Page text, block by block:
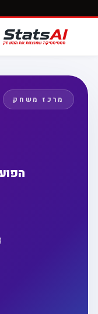
מרכז משחק
23 בינו׳ 2026, 12:00